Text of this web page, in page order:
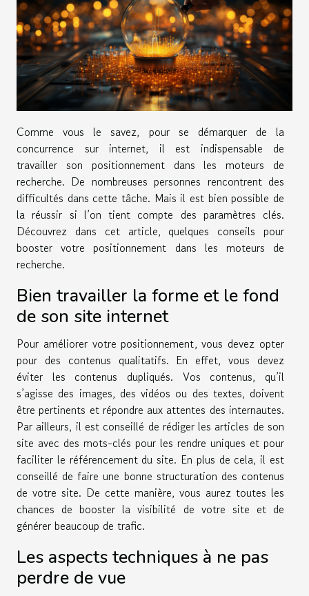
Comme vous le savez, pour se démarquer de la
concurrence sur internet, il est indispensable de
travailler son positionnement dans les moteurs de
recherche. De nombreuses personnes rencontrent des
difficultés dans cette tâche. Mais il est bien possible de
la réussir si l’on tient compte des paramètres clés.
Découvrez dans cet article, quelques conseils pour
booster votre positionnement dans les moteurs de
recherche.
Bien travailler la forme et le fond
de son site internet
Pour améliorer votre positionnement, vous devez opter
pour des contenus qualitatifs. En effet, vous devez
éviter les contenus dupliqués. Vos contenus, qu’il
s’agisse des images, des vidéos ou des textes, doivent
être pertinents et répondre aux attentes des internautes.
Par ailleurs, il est conseillé de rédiger les articles de son
site avec des mots-clés pour les rendre uniques et pour
faciliter le référencement du site. En plus de cela, il est
conseillé de faire une bonne structuration des contenus
de votre site. De cette manière, vous aurez toutes les
chances de booster la visibilité de votre site et de
générer beaucoup de trafic.
Les aspects techniques à ne pas
perdre de vue